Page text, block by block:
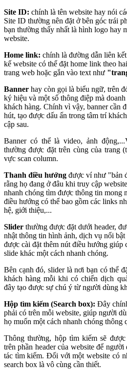
Site ID: chính là tên website hay nói
Site ID thường nên đặt ở bên góc trái
bạn thường thấy nhất là hình logo hay
website.
Home link: chính là đường dẫn liên
kế website có thể đặt home link theo
trang web hoặc gắn vào text như
Banner hay còn gọi là biểu ngữ, trên
ký hiệu và một số thông điệp mà
khách hàng. Chính vì vậy, banner cần
hút, tạo được dấu ấn trong tâm trí
cập sau.
Banner có thể là video, ảnh
thường được đặt trên cùng của trang
vực scan column.
Thanh điều hướng được ví như "bản
rằng họ đang ở đâu khi truy cập
nhanh chóng tìm được thông tin mong
điều hướng có thể bao gồm các links
hệ, giới thiệu,...
Slider thường được đặt dưới header,
nhật thông tin hình ảnh, dịch vụ nổi
được cài đặt thêm nút điều hướng giúp
slide khác một cách nhanh chóng.
Bên cạnh đó, slider là nơi bạn có thể
khách hàng mỗi khi có chiến dịch
đây tạo được sự chú ý từ người dùng
Hộp tìm kiếm (Search box): Đây
phải có trên mỗi website, giúp người
họ muốn một cách nhanh chóng thông
Thông thường, hộp tìm kiếm sẽ
trên phần header của website để
tác tìm kiếm. Đối với một website có
search box là vô cùng cần thiết.